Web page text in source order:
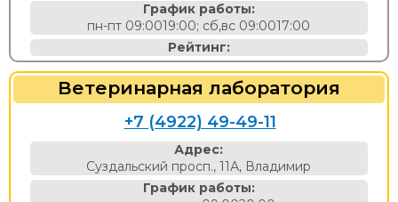
График работы:
пн-пт 09:0019:00; сб,вс 09:0017:00
Рейтинг:
Ветеринарная лаборатория
+7 (4922) 49-49-11
Адрес:
Суздальский просп., 11А, Владимир
График работы: